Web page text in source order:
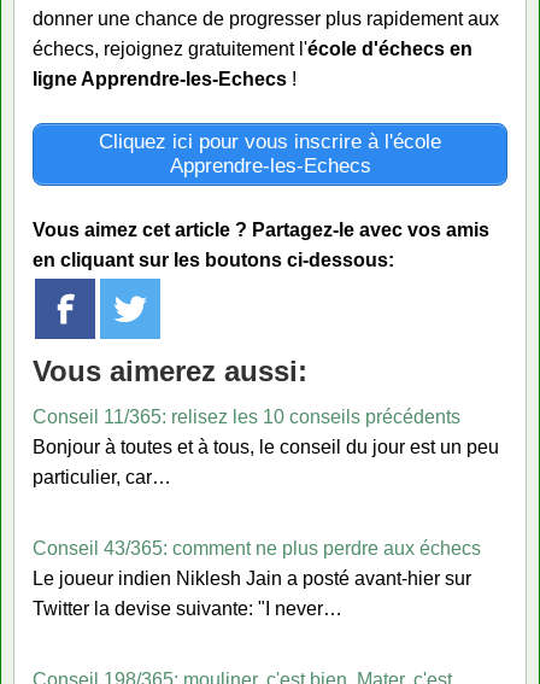
donner une chance de progresser plus rapidement aux
échecs, rejoignez gratuitement l'école d'échecs en
ligne Apprendre-les-Echecs !
Cliquez ici pour vous inscrire à l'école
Apprendre-les-Echecs
Vous aimez cet article ? Partagez-le avec vos amis
en cliquant sur les boutons ci-dessous:
Vous aimerez aussi:
Conseil 11/365: relisez les 10 conseils précédents
Bonjour à toutes et à tous, le conseil du jour est un peu
particulier, car…
Conseil 43/365: comment ne plus perdre aux échecs
Le joueur indien Niklesh Jain a posté avant-hier sur
Twitter la devise suivante: "I never…